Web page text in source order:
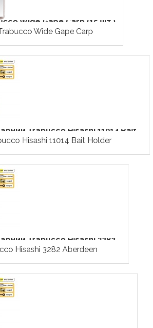
Wide Gape Carp (15 шт.)
Wide Gape Carp
Trabucco Hisashi 11014 Bait...
Hisashi 11014 Bait Holder
Trabucco Hisashi 3282...
Hisashi 3282 Aberdeen